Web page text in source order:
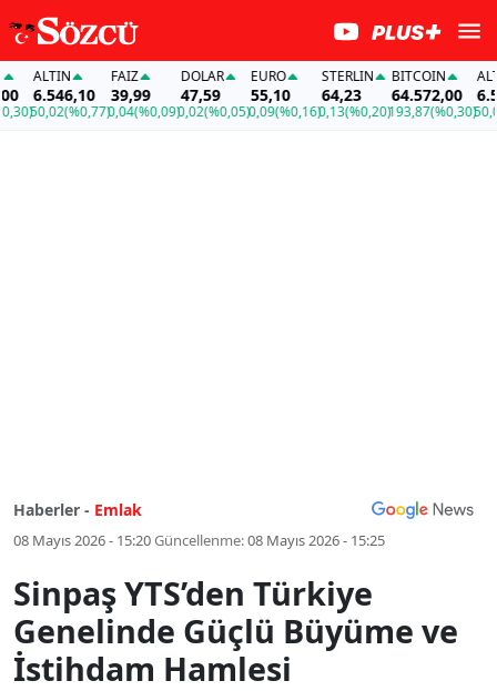
ALTIN
6.546,10
50,02(%0,77)
FAİZ
39,99
0,04(%0,09)
DOLAR
47,59
0,02(%0,05)
EURO
55,10
0,09(%0,16)
STERLIN
64,23
0,13(%0,20)
BITCOIN
64.572,00
193,87(%0,30)
ALTIN
50,02
Haberler - Emlak
08 Mayıs 2026 - 15:20Güncellenme:08 Mayıs 2026 - 15:25
Sinpaş YTS’den Türkiye
Genelinde Güçlü Büyüme ve
İstihdam Hamlesi